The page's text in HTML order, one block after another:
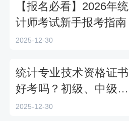
【报名必看】2026年统
计师考试新手报考指南
2025-12-30
统计专业技术资格证书
好考吗？初级、中级、
高级考试难度全解析
2025-12-30